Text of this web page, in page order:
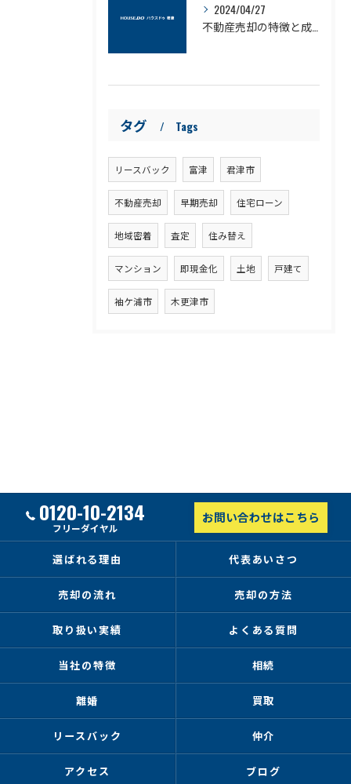
2024/04/27
タグ Tags
リースバック 富津 君津市
不動産売却 早期売却 住宅ローン
地域密着 査定 住み替え
マンション 即現金化 土地 戸建て
袖ケ浦市 木更津市
0120-10-2134
フリーダイヤル
お問い合わせはこちら
選ばれる理由 代表あいさつ
売却の流れ 売却の方法
取り扱い実績 よくある質問
当社の特徴 相続
離婚 買取
リースバック 仲介
アクセス ブログ